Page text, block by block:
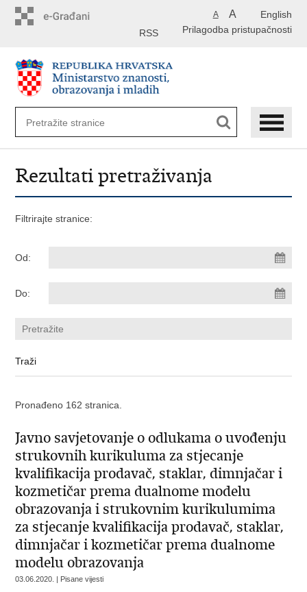
English
A A
Prilagodba pristupačnosti
RSS
Rezultati pretraživanja
Filtrirajte stranice:
Od:
Do:
Pronađeno 162 stranica.
Javno savjetovanje o odlukama o uvođenju
strukovnih kurikuluma za stjecanje
kvalifikacija prodavač, staklar, dimnjačar i
kozmetičar prema dualnome modelu
obrazovanja i strukovnim kurikulumima
za stjecanje kvalifikacija prodavač, staklar,
dimnjačar i kozmetičar prema dualnome
modelu obrazovanja
03.06.2020. | Pisane vijesti